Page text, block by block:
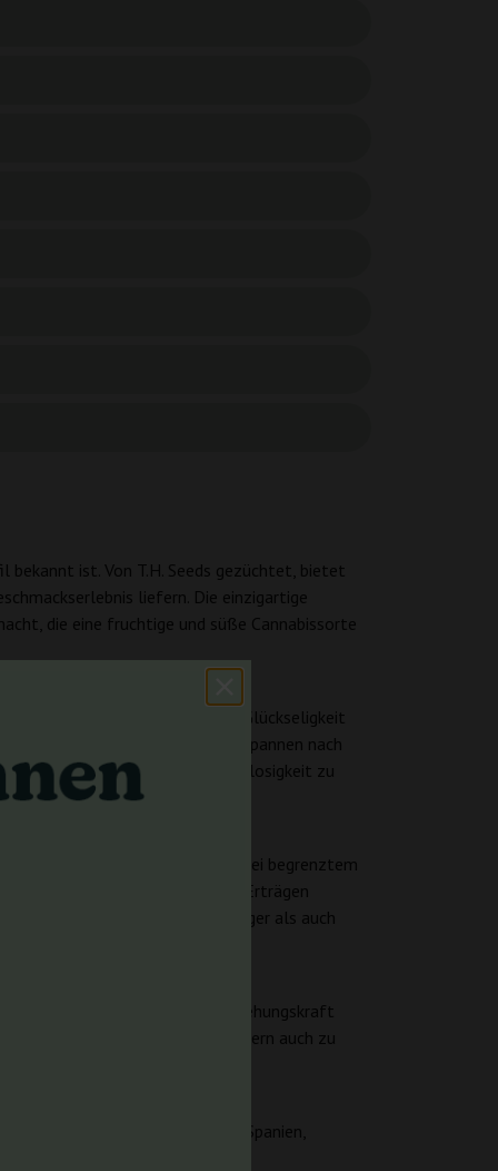
bekannt ist. Von T.H. Seeds gezüchtet, bietet
liefern. Die einzigartige
die eine fruchtige und süße Cannabissorte
begleitet von Gefühlen der Glückseligkeit
wird und sich ideal zum Entspannen nach
Schmerzen und Appetitlosigkeit zu
den Indoor-Anbau, besonders bei begrenztem
Indoor-Grower können mit Erträgen
Wahl für sowohl Anfänger als auch
was ihre ästhetische Anziehungskraft
Genuss beim Konsum, sondern auch zu
Grow Cannabis Cup in Irun, Spanien,
gleichermaßen.